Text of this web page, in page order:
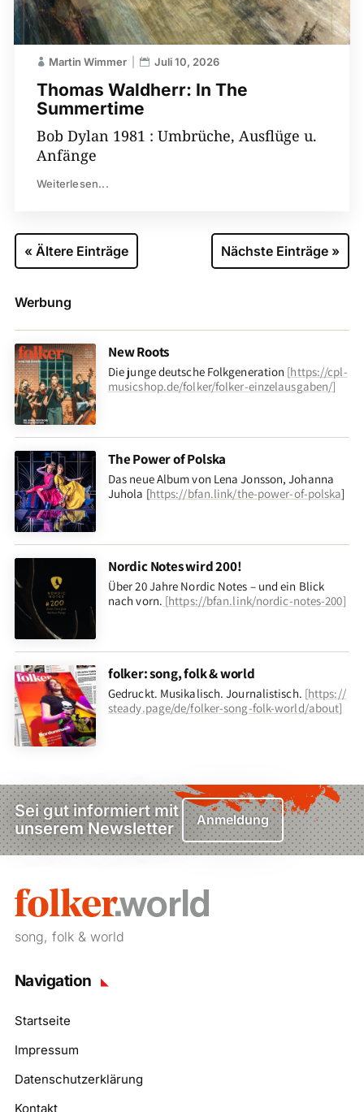
Thomas Waldherr: In The
Summertime
Martin Wimmer Juli 10, 2026
Bob Dylan 1981 : Umbrüche, Ausflüge u.
Anfänge
Weiterlesen...
« Ältere Einträge Nächste Einträge »
Werbung
New Roots
Die junge deutsche Folkgeneration [https://cpl-
musicshop.de/folker/folker-einzelausgaben/]
The Power of Polska
Das neue Album von Lena Jonsson, Johanna
Juhola [https://bfan.link/the-power-of-polska]
Nordic Notes wird 200!
Über 20 Jahre Nordic Notes – und ein Blick
nach vorn. [https://bfan.link/nordic-notes-200]
folker: song, folk & world
Gedruckt. Musikalisch. Journalistisch. [https://
steady.page/de/folker-song-folk-world/about]
Sei gut informiert mit
unserem Newsletter
Anmeldung
song, folk & world
Navigation
Startseite
Impressum
Datenschutzerklärung
Kontakt